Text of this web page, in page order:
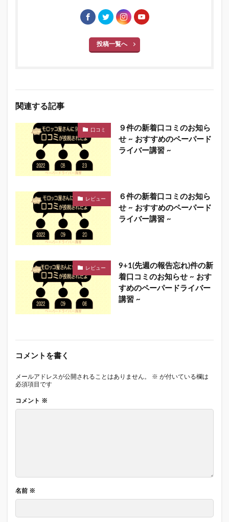
投稿一覧へ
関連する記事
口コミ
９件の新着口コミのお知ら
せ ~ おすすめのペーパード
ライバー講習 ~
レビュー
６件の新着口コミのお知ら
せ ~ おすすめのペーパード
ライバー講習 ~
レビュー
9+1(先週の報告忘れ)件の新
着口コミのお知らせ ~ おす
すめのペーパードライバー
講習 ~
コメントを書く
メールアドレスが公開されることはありません。 ※ が付いている欄は
必須項目です
コメント ※
名前 ※